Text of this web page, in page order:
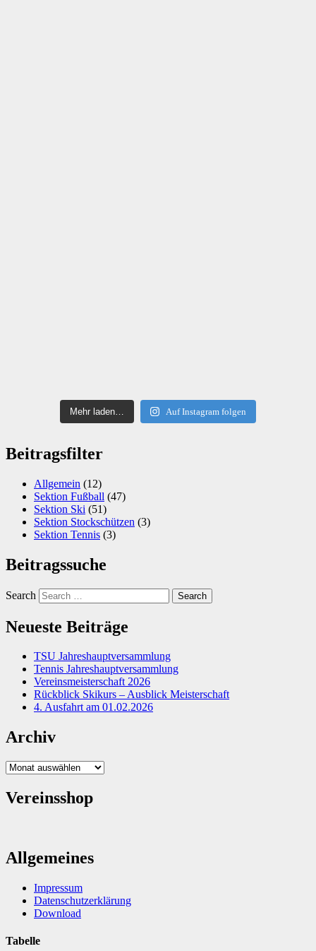
Mehr laden… Auf Instagram folgen
Beitragsfilter
Allgemein (12)
Sektion Fußball (47)
Sektion Ski (51)
Sektion Stockschützen (3)
Sektion Tennis (3)
Beitragssuche
Search
Neueste Beiträge
TSU Jahreshauptversammlung
Tennis Jahreshauptversammlung
Vereinsmeisterschaft 2026
Rückblick Skikurs – Ausblick Meisterschaft
4. Ausfahrt am 01.02.2026
Archiv
Archiv
Vereinsshop
Allgemeines
Impressum
Datenschutzerklärung
Download
Tabelle